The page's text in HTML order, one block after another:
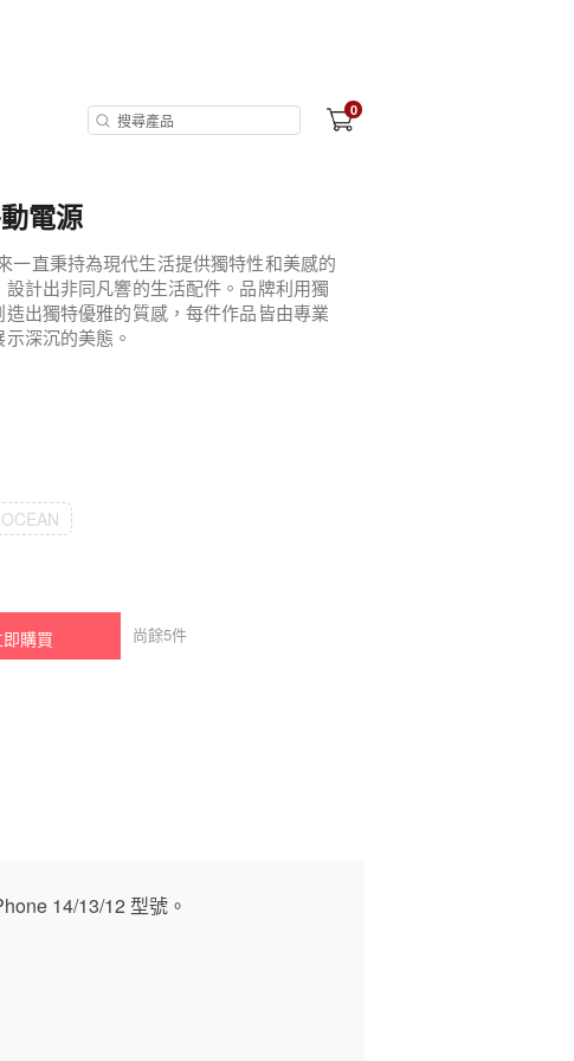
0
電源
一直秉持為現代生活提供獨特性和美感的
計出非同凡響的生活配件。品牌利用獨
出獨特優雅的質感，每件作品皆由專業
深沉的美態。
即購買 尚餘5件
14/13/12 型號。